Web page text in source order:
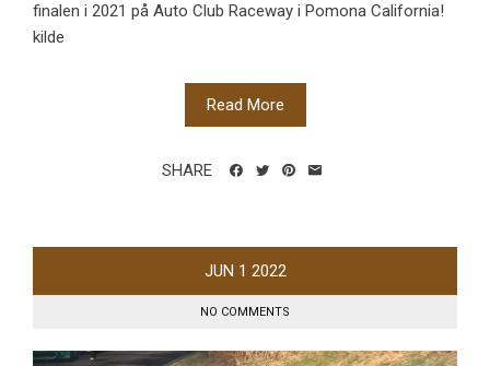
finalen i 2021 på Auto Club Raceway i Pomona California!
kilde
Read More
SHARE
JUN 1 2022
NO COMMENTS